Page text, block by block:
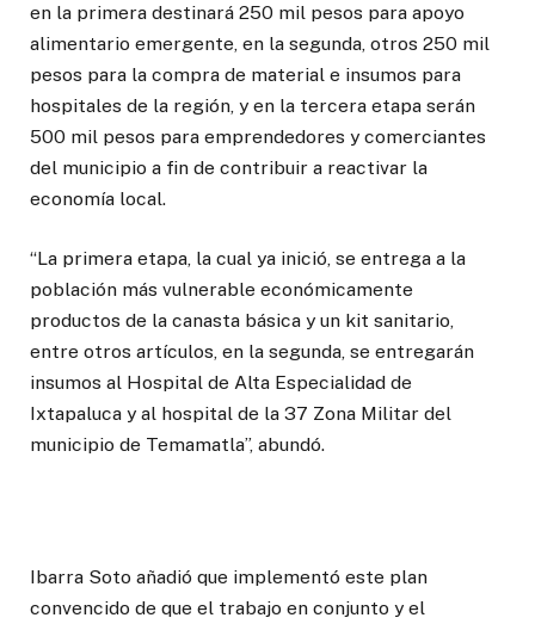
en la primera destinará 250 mil pesos para apoyo
alimentario emergente, en la segunda, otros 250 mil
pesos para la compra de material e insumos para
hospitales de la región, y en la tercera etapa serán
500 mil pesos para emprendedores y comerciantes
del municipio a fin de contribuir a reactivar la
economía local.
“La primera etapa, la cual ya inició, se entrega a la
población más vulnerable económicamente
productos de la canasta básica y un kit sanitario,
entre otros artículos, en la segunda, se entregarán
insumos al Hospital de Alta Especialidad de
Ixtapaluca y al hospital de la 37 Zona Militar del
municipio de Temamatla”, abundó.
Ibarra Soto añadió que implementó este plan
convencido de que el trabajo en conjunto y el